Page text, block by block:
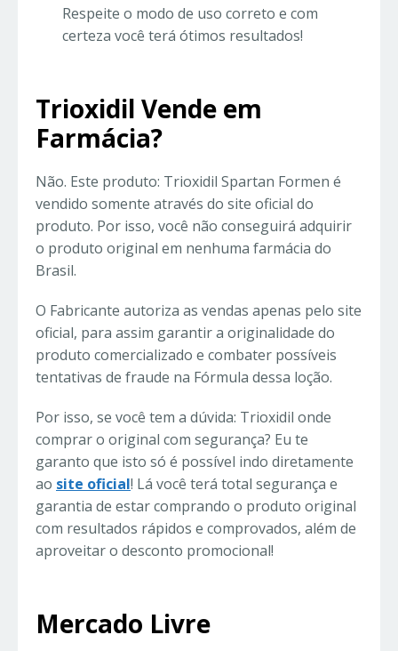
Respeite o modo de uso correto e com
certeza você terá ótimos resultados!
Trioxidil Vende em
Farmácia?
Não. Este produto: Trioxidil Spartan Formen é
vendido somente através do site oficial do
produto. Por isso, você não conseguirá adquirir
o produto original em nenhuma farmácia do
Brasil.
O Fabricante autoriza as vendas apenas pelo site
oficial, para assim garantir a originalidade do
produto comercializado e combater possíveis
tentativas de fraude na Fórmula dessa loção.
Por isso, se você tem a dúvida: Trioxidil onde
comprar o original com segurança? Eu te
garanto que isto só é possível indo diretamente
ao site oficial! Lá você terá total segurança e
garantia de estar comprando o produto original
com resultados rápidos e comprovados, além de
aproveitar o desconto promocional!
Mercado Livre